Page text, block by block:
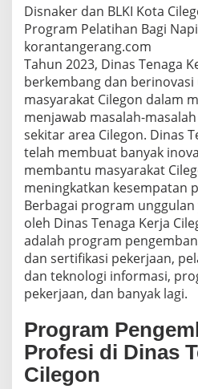
e
m
b
a
n
t
u
M
e
n
g
a
a
s
i
M
a
s
a
l
h
P
Disnaker dan BLKI Kota
Program Pelatihan Bagi
korantangerang.com
Tahun 2023, Dinas Tenaga
berkembang dan
masyarakat Cilegon dalam
menjawab masalah-
sekitar area Cilegon. Dinas
telah membuat banyak
membantu masyarakat
meningkatkan kesempatan
Berbagai program
oleh Dinas Tenaga Kerja
adalah program
dan sertifikasi pekerjaan,
dan teknologi informasi,
pekerjaan, dan banyak lagi.
Program
Profesi di Dinas
Cilegon